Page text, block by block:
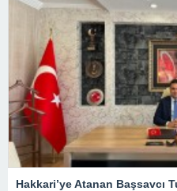
Hakkari’ye Atanan Başsavcı